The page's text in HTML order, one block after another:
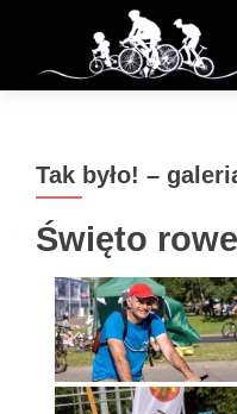
Tak było! –
Święto